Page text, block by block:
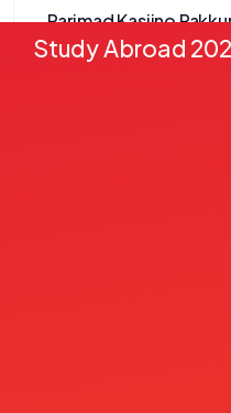
Study Abroad
Parimad Kasiino
Paysafecard Casino